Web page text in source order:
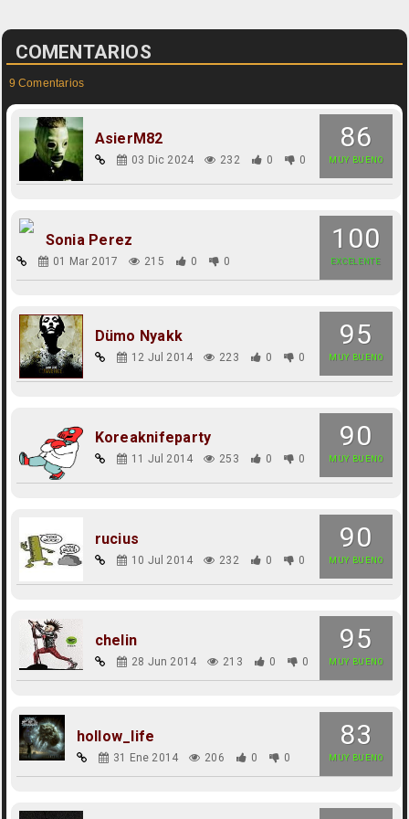
COMENTARIOS
9 Comentarios
86
MUY BUENO
AsierM82
03 Dic 2024 232 0 0
100
EXCELENTE
Sonia Perez
01 Mar 2017 215 0 0
95
MUY BUENO
Dümo Nyakk
12 Jul 2014 223 0 0
90
MUY BUENO
Koreaknifeparty
11 Jul 2014 253 0 0
90
MUY BUENO
rucius
10 Jul 2014 232 0 0
95
MUY BUENO
chelin
28 Jun 2014 213 0 0
83
MUY BUENO
hollow_life
31 Ene 2014 206 0 0